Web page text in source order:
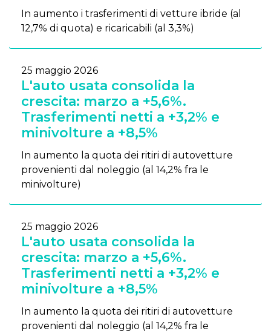
In aumento i trasferimenti di vetture ibride (al
12,7% di quota) e ricaricabili (al 3,3%)
25 maggio 2026
L'auto usata consolida la
crescita: marzo a +5,6%.
Trasferimenti netti a +3,2% e
minivolture a +8,5%
In aumento la quota dei ritiri di autovetture
provenienti dal noleggio (al 14,2% fra le
minivolture)
25 maggio 2026
L'auto usata consolida la
crescita: marzo a +5,6%.
Trasferimenti netti a +3,2% e
minivolture a +8,5%
In aumento la quota dei ritiri di autovetture
provenienti dal noleggio (al 14,2% fra le